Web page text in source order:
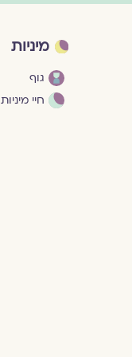
מיניות
גוף
חיי מיניות